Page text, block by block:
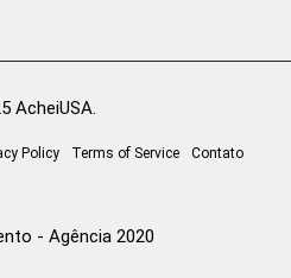
AcheiUSA.
Policy Terms of Service Contato
- Agência 2020